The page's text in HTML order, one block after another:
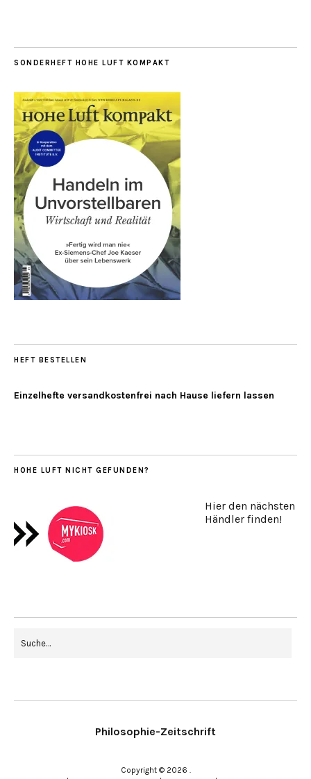
SONDERHEFT HOHE LUFT KOMPAKT
HEFT BESTELLEN
Einzelhefte versandkostenfrei nach Hause liefern lassen
HOHE LUFT NICHT GEFUNDEN?
Hier den nächsten
Händler finden!
Philosophie-Zeitschrift
Copyright © 2026